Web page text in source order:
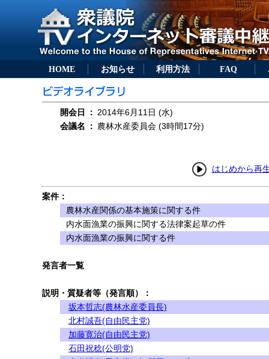
HOME お知らせ 利用方法 FAQ
開会日 ： 2014年6月11日 (水)
会議名
： 農林水産委員会 (3時間17分)
はじめから再
案件：
農林水産関係の基本施策に関する件
内水面漁業の振興に関する法律案起草の件
内水面漁業の振興に関する件
発言者一覧
説明・質疑者等（発言順）：
坂本哲志(農林水産委員長)
北村誠吾(自由民主党)
加藤寛治(自由民主党)
石田祝稔(公明党)